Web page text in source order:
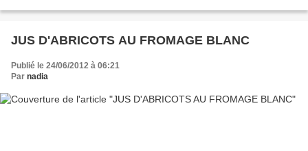
JUS D'ABRICOTS AU FROMAGE BLANC
Publié le 24/06/2012 à 06:21
Par nadia